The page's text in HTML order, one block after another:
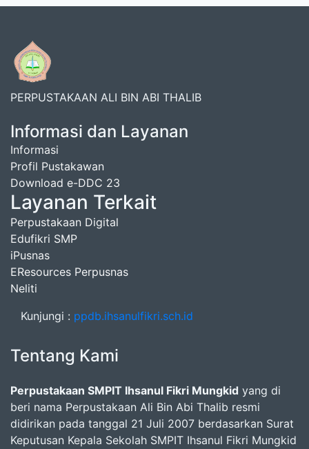
PERPUSTAKAAN ALI BIN ABI THALIB
Informasi dan Layanan
Informasi
Profil Pustakawan
Download e-DDC 23
Layanan Terkait
Perpustakaan Digital
Edufikri SMP
iPusnas
EResources Perpusnas
Neliti
Kunjungi : ppdb.ihsanulfikri.sch.id
Tentang Kami
Perpustakaan SMPIT Ihsanul Fikri Mungkid yang di
beri nama Perpustakaan Ali Bin Abi Thalib resmi
didirikan pada tanggal 21 Juli 2007 berdasarkan Surat
Keputusan Kepala Sekolah SMPIT Ihsanul Fikri Mungkid